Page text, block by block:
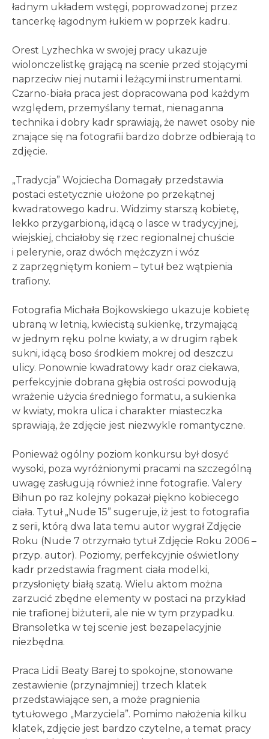
ładnym układem wstęgi, poprowadzonej przez
tancerkę łagodnym łukiem w poprzek kadru.
Orest Lyzhechka w swojej pracy ukazuje
wiolonczelistkę grającą na scenie przed stojącymi
naprzeciw niej nutami i leżącymi instrumentami.
Czarno-biała praca jest dopracowana pod każdym
względem, przemyślany temat, nienaganna
technika i dobry kadr sprawiają, że nawet osoby nie
znające się na fotografii bardzo dobrze odbierają to
zdjęcie.
„Tradycja” Wojciecha Domagały przedstawia
postaci estetycznie ułożone po przekątnej
kwadratowego kadru. Widzimy starszą kobietę,
lekko przygarbioną, idącą o lasce w tradycyjnej,
wiejskiej, chciałoby się rzec regionalnej chuście
i pelerynie, oraz dwóch mężczyzn i wóz
z zaprzęgniętym koniem – tytuł bez wątpienia
trafiony.
Fotografia Michała Bojkowskiego ukazuje kobietę
ubraną w letnią, kwiecistą sukienkę, trzymającą
w jednym ręku polne kwiaty, a w drugim rąbek
sukni, idącą boso środkiem mokrej od deszczu
ulicy. Ponownie kwadratowy kadr oraz ciekawa,
perfekcyjnie dobrana głębia ostrości powodują
wrażenie użycia średniego formatu, a sukienka
w kwiaty, mokra ulica i charakter miasteczka
sprawiają, że zdjęcie jest niezwykle romantyczne.
Ponieważ ogólny poziom konkursu był dosyć
wysoki, poza wyróżnionymi pracami na szczególną
uwagę zasługują również inne fotografie. Valery
Bihun po raz kolejny pokazał piękno kobiecego
ciała. Tytuł „Nude 15” sugeruje, iż jest to fotografia
z serii, którą dwa lata temu autor wygrał Zdjęcie
Roku (Nude 7 otrzymało tytuł Zdjęcie Roku 2006 –
przyp. autor). Poziomy, perfekcyjnie oświetlony
kadr przedstawia fragment ciała modelki,
przysłonięty białą szatą. Wielu aktom można
zarzucić zbędne elementy w postaci na przykład
nie trafionej biżuterii, ale nie w tym przypadku.
Bransoletka w tej scenie jest bezapelacyjnie
niezbędna.
Praca Lidii Beaty Barej to spokojne, stonowane
zestawienie (przynajmniej) trzech klatek
przedstawiające sen, a może pragnienia
tytułowego „Marzyciela”. Pomimo nałożenia kilku
klatek, zdjęcie jest bardzo czytelne, a temat pracy